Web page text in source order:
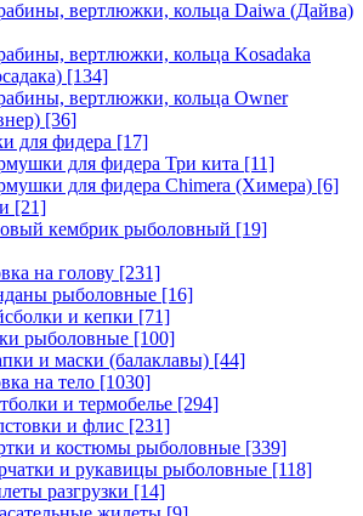
вертлюжки, кольца Daiwa (Дайва)
вертлюжки, кольца Kosadaka
[134]
вертлюжки, кольца Owner
[36]
для фидера [17]
для фидера Три кита [11]
для фидера Chimera (Химера) [6]
[21]
кембрик рыболовный [19]
на голову [231]
рыболовные [16]
и кепки [71]
рыболовные [100]
и маски (балаклавы) [44]
на тело [1030]
и термобелье [294]
и флис [231]
и костюмы рыболовные [339]
и рукавицы рыболовные [118]
разгрузки [14]